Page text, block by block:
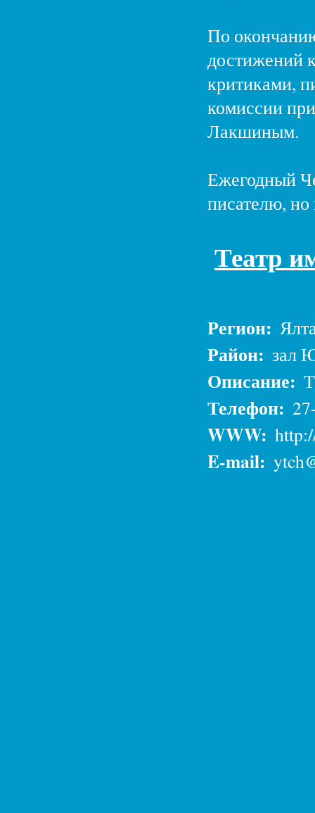
По
достижений
критиками,
комиссии
Лакшиным.
Ежегодный
писателю,
Театр
Регион:
Район: зал
Описание:
Телефон:
WWW:
E-mail: